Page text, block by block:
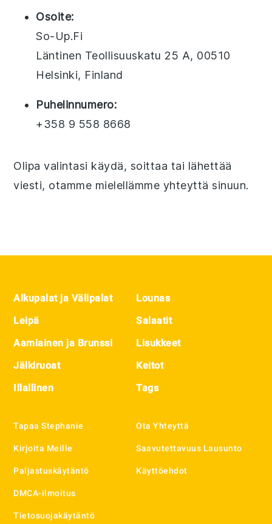
Osoite:
So-Up.Fi
Läntinen Teollisuuskatu 25 A, 00510
Helsinki, Finland
Puhelinnumero:
+358 9 558 8668
Olipa valintasi käydä, soittaa tai lähettää
viesti, otamme mielellämme yhteyttä sinuun.
Alkupalat ja Välipalat
Leipä
Aamiainen ja Brunssi
Jälkiruoat
Illallinen
Lounas
Salaatit
Lisukkeet
Keitot
Tags
Tapaa Stephanie
Kirjoita Meille
Paljastuskäytäntö
DMCA-ilmoitus
Tietosuojakäytäntö
Ota Yhteyttä
Saavutettavuus Lausunto
Käyttöehdot